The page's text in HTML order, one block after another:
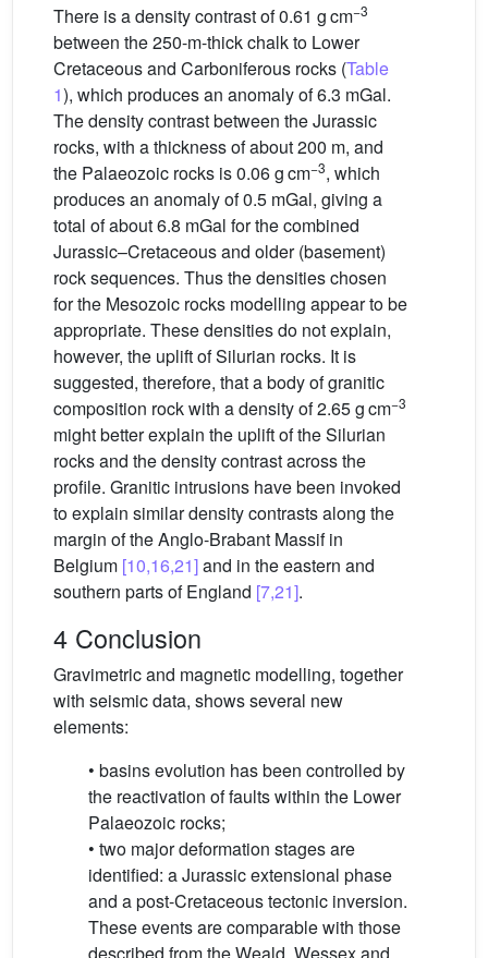
There is a density contrast of 0.61 g cm−3
between the 250-m-thick chalk to Lower
Cretaceous and Carboniferous rocks (Table
1), which produces an anomaly of 6.3 mGal.
The density contrast between the Jurassic
rocks, with a thickness of about 200 m, and
the Palaeozoic rocks is 0.06 g cm−3, which
produces an anomaly of 0.5 mGal, giving a
total of about 6.8 mGal for the combined
Jurassic–Cretaceous and older (basement)
rock sequences. Thus the densities chosen
for the Mesozoic rocks modelling appear to be
appropriate. These densities do not explain,
however, the uplift of Silurian rocks. It is
suggested, therefore, that a body of granitic
composition rock with a density of 2.65 g cm−3
might better explain the uplift of the Silurian
rocks and the density contrast across the
profile. Granitic intrusions have been invoked
to explain similar density contrasts along the
margin of the Anglo-Brabant Massif in
Belgium [10,16,21]and in the eastern and
southern parts of England [7,21].
4 Conclusion
Gravimetric and magnetic modelling, together
with seismic data, shows several new
elements:
• basins evolution has been controlled by
the reactivation of faults within the Lower
Palaeozoic rocks;
• two major deformation stages are
identified: a Jurassic extensional phase
and a post-Cretaceous tectonic inversion.
These events are comparable with those